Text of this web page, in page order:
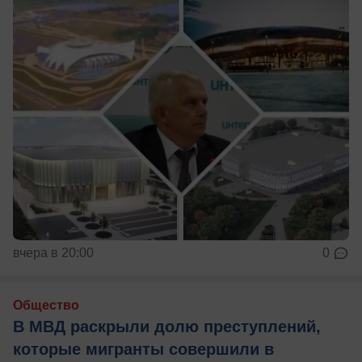
вчера в 20:00 0
Общество
В МВД раскрыли долю преступлений,
которые мигранты совершили в